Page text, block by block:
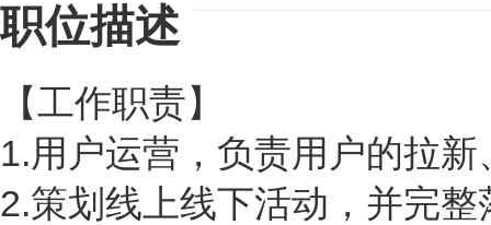
职位描述
【工作职责】
1.用户运营，负责用户的拉
2.策划线上线下活动，并完